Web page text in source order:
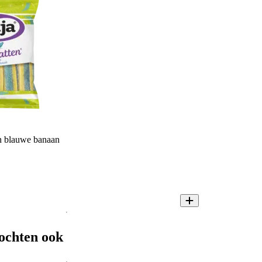
blauwe banaan
ook